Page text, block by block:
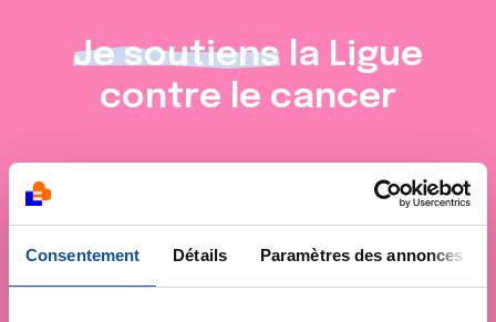
Consentement Détails Paramètres des annonces
Je soutiens la Ligue
contre le cancer